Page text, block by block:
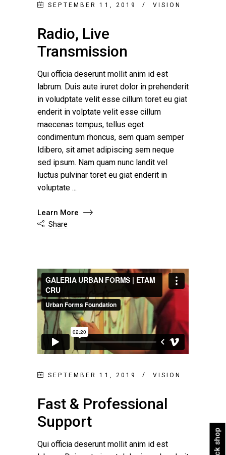
SEPTEMBER 11, 2019 VISION
Radio, Live
Transmission
Qui officia deserunt mollit anim id est
labrum. Duis aute iruret dolor in prehenderit
in voludptate velit esse cillum toret eu giat
enderit in volptate velit esse cillum
maecenas tempus, tellus eget
condimentum rhoncus, sem quam semper
ldibero, sit amet adipiscing sem neque
sed ipsum. Nam quam nunc landit vel
luctus pulvinar toret eu giat enderit in
voluptate
Learn More
 Share
SEPTEMBER 11, 2019 VISION
Fast & Professional
Support
Qui officia deserunt mollit anim id est